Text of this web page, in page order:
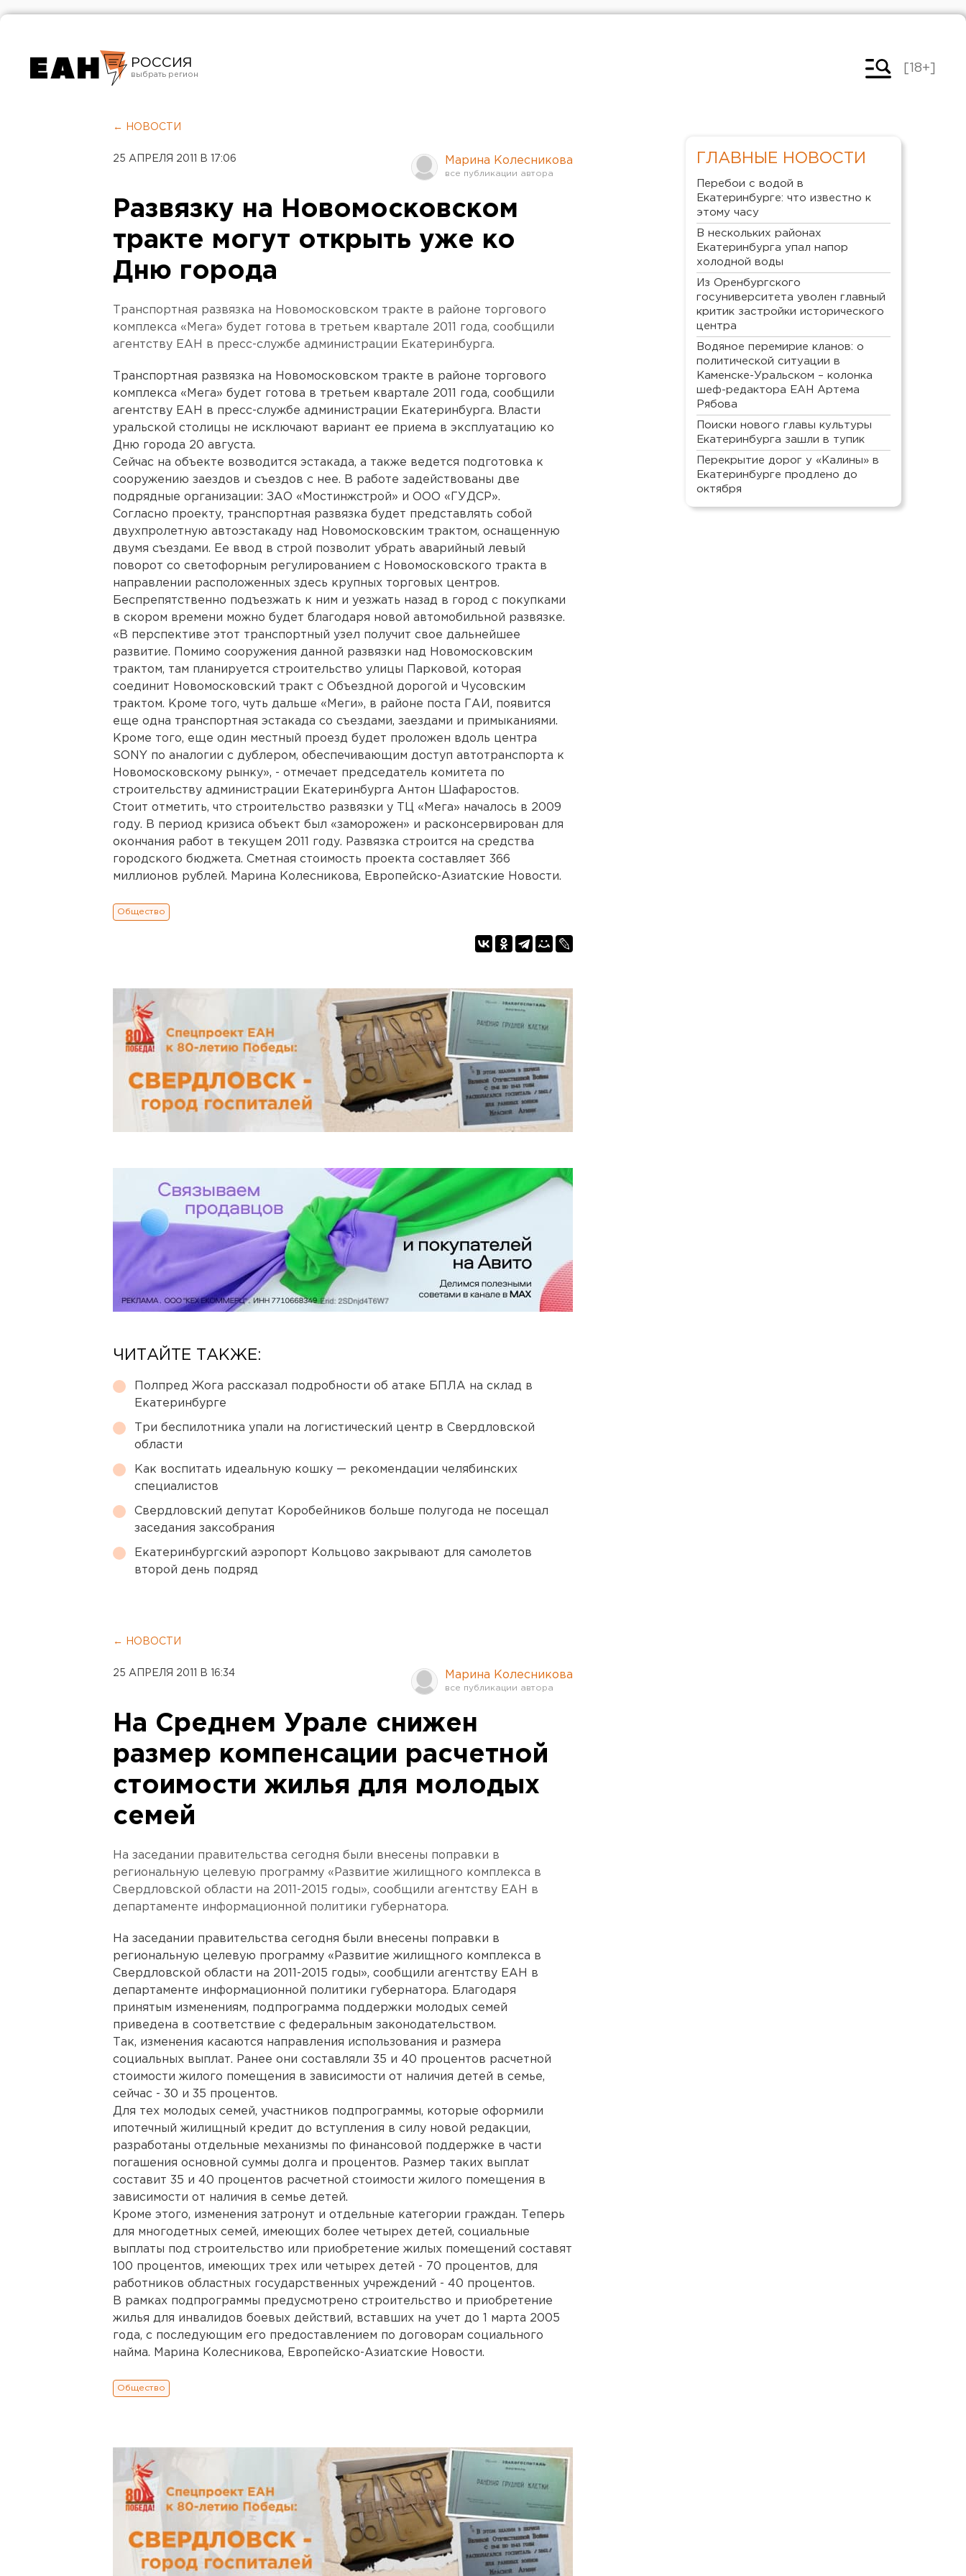
РОССИЯ
Челябинск
[18+]
← НОВОСТИ
25 АПРЕЛЯ 2011 В 17:06 Марина Колесникова
Развязку на Новомосковском
тракте могут открыть уже ко
Дню города
Транспортная развязка на Новомосковском тракте в районе торгового
комплекса «Мега» будет готова в третьем квартале 2011 года, сообщили
агентству ЕАН в пресс-службе администрации Екатеринбурга.
Транспортная развязка на Новомосковском тракте в районе торгового
комплекса «Мега» будет готова в третьем квартале 2011 года, сообщили
агентству ЕАН в пресс-службе администрации Екатеринбурга. Власти
уральской столицы не исключают вариант ее приема в эксплуатацию ко
Дню города 20 августа.
Сейчас на объекте возводится эстакада, а также ведется подготовка к
сооружению заездов и съездов с нее. В работе задействованы две
подрядные организации: ЗАО «Мостинжстрой» и ООО «ГУДСР».
Согласно проекту, транспортная развязка будет представлять собой
двухпролетную автоэстакаду над Новомосковским трактом, оснащенную
двумя съездами. Ее ввод в строй позволит убрать аварийный левый
поворот со светофорным регулированием с Новомосковского тракта в
направлении расположенных здесь крупных торговых центров.
Беспрепятственно подъезжать к ним и уезжать назад в город с покупками
в скором времени можно будет благодаря новой автомобильной развязке.
«В перспективе этот транспортный узел получит свое дальнейшее
развитие. Помимо сооружения данной развязки над Новомосковским
трактом, там планируется строительство улицы Парковой, которая
соединит Новомосковский тракт с Объездной дорогой и Чусовским
трактом. Кроме того, чуть дальше «Меги», в районе поста ГАИ, появится
еще одна транспортная эстакада со съездами, заездами и примыканиями.
Кроме того, еще один местный проезд будет проложен вдоль центра
SONY по аналогии с дублером, обеспечивающим доступ автотранспорта к
Новомосковскому рынку», - отмечает председатель комитета по
строительству администрации Екатеринбурга Антон Шафаростов.
Стоит отметить, что строительство развязки у ТЦ «Мега» началось в 2009
году. В период кризиса объект был «заморожен» и расконсервирован для
окончания работ в текущем 2011 году. Развязка строится на средства
городского бюджета. Сметная стоимость проекта составляет 366
миллионов рублей. Марина Колесникова, Европейско-Азиатские Новости.
Общество
ЧИТАЙТЕ ТАКЖЕ:
Полпред Жога рассказал подробности об атаке БПЛА на склад в
Екатеринбурге
Три беспилотника упали на логистический центр в Свердловской
области
Как воспитать идеальную кошку — рекомендации челябинских
специалистов
Свердловский депутат Коробейников больше полугода не посещал
заседания заксобрания
Екатеринбургский аэропорт Кольцово закрывают для самолетов
второй день подряд
← НОВОСТИ
25 АПРЕЛЯ 2011 В 16:34 Марина Колесникова
На Среднем Урале снижен
размер компенсации расчетной
стоимости жилья для молодых
семей
На заседании правительства сегодня были внесены поправки в
региональную целевую программу «Развитие жилищного комплекса в
Свердловской области на 2011-2015 годы», сообщили агентству ЕАН в
департаменте информационной политики губернатора.
На заседании правительства сегодня были внесены поправки в
региональную целевую программу «Развитие жилищного комплекса в
Свердловской области на 2011-2015 годы», сообщили агентству ЕАН в
департаменте информационной политики губернатора. Благодаря
принятым изменениям, подпрограмма поддержки молодых семей
приведена в соответствие с федеральным законодательством.
Так, изменения касаются направления использования и размера
социальных выплат. Ранее они составляли 35 и 40 процентов расчетной
стоимости жилого помещения в зависимости от наличия детей в семье,
сейчас - 30 и 35 процентов.
Для тех молодых семей, участников подпрограммы, которые оформили
ипотечный жилищный кредит до вступления в силу новой редакции,
разработаны отдельные механизмы по финансовой поддержке в части
погашения основной суммы долга и процентов. Размер таких выплат
составит 35 и 40 процентов расчетной стоимости жилого помещения в
зависимости от наличия в семье детей.
Кроме этого, изменения затронут и отдельные категории граждан. Теперь
для многодетных семей, имеющих более четырех детей, социальные
выплаты под строительство или приобретение жилых помещений составят
100 процентов, имеющих трех или четырех детей - 70 процентов, для
работников областных государственных учреждений - 40 процентов.
В рамках подпрограммы предусмотрено строительство и приобретение
жилья для инвалидов боевых действий, вставших на учет до 1 марта 2005
года, с последующим его предоставлением по договорам социального
найма. Марина Колесникова, Европейско-Азиатские Новости.
Общество
ГЛАВНЫЕ НОВОСТИ
Перебои с водой в
Екатеринбурге: что известно к
этому часу
В нескольких районах
Екатеринбурга упал напор
холодной воды
Из Оренбургского
госуниверситета уволен главный
критик застройки исторического
центра
Водяное перемирие кланов: о
политической ситуации в
Каменске-Уральском – колонка
шеф-редактора ЕАН Артема
Рябова
Поиски нового главы культуры
Екатеринбурга зашли в тупик
Перекрытие дорог у «Калины» в
Екатеринбурге продлено до
октября